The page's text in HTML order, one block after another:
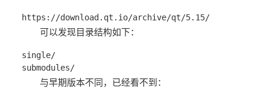
https://download.qt.io/archive/qt/5.15/
可以发现目录结构如下：
single/
submodules/
与早期版本不同，已经看不到：